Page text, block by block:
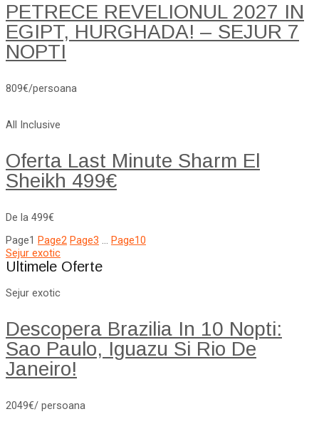
PETRECE REVELIONUL 2027 IN
EGIPT, HURGHADA! – SEJUR 7
NOPTI
809€/persoana
All Inclusive
Oferta Last Minute Sharm El
Sheikh 499€
De la 499€
Page1 Page2 Page3 … Page10
Sejur exotic
Ultimele Oferte
Sejur exotic
Descopera Brazilia In 10 Nopti:
Sao Paulo, Iguazu Si Rio De
Janeiro!
2049€/ persoana